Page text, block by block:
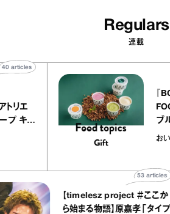
Regulars
連載
リー アトリエ
ルクレープ キャ
40
【timelesz project ＃ここか
ら始まる物語】原嘉孝「タイプ
articles